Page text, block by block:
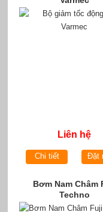
Liên hệ
Chi tiết Đặt
Bơm Nam Châm
Techno